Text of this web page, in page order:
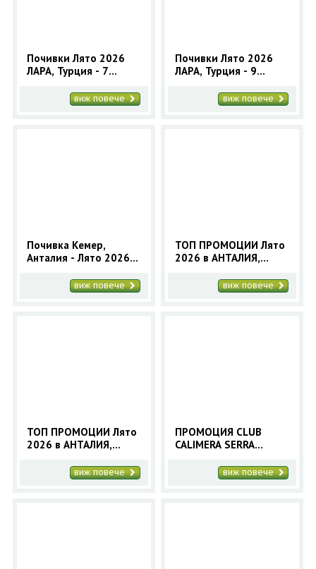
Почивки Лято 2026
ЛАРА, Турция - 7
програмавиж повече
Почивки Лято 2026
ЛАРА, Турция - 9
програмавиж повече
Почивка Кемер,
Анталия - Лято 2026
виж повече
ТОП ПРОМОЦИИ Лято
2026 в АНТАЛИЯ,
автобусна програма-
24.08.2025
виж повече
ТОП ПРОМОЦИИ Лято
2026 в АНТАЛИЯ,
автобусна програма
виж повече
ПРОМОЦИЯ CLUB
CALIMERA SERRA
автобусна програма
виж повече